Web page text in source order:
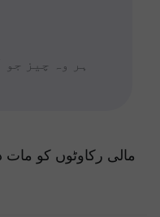
ہر وہ چیز